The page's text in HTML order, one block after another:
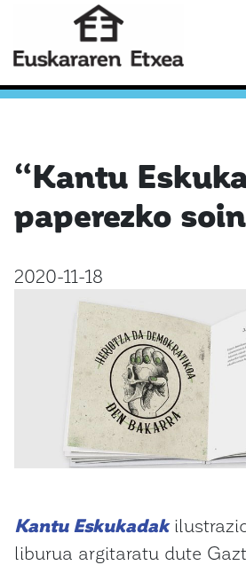
“Kantu
paperezko
2020-11-18
Kantu Eskukadak
liburua argitaratu dute